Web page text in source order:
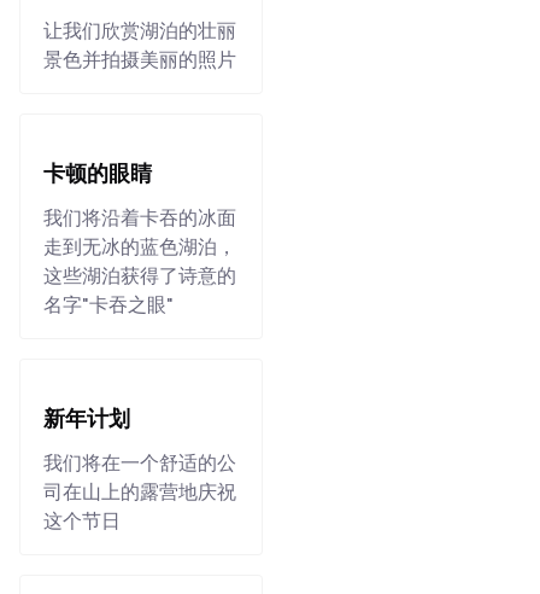
让我们欣赏湖泊的壮丽
景色并拍摄美丽的照片
卡顿的眼睛
我们将沿着卡吞的冰面
走到无冰的蓝色湖泊，
这些湖泊获得了诗意的
名字"卡吞之眼"
新年计划
我们将在一个舒适的公
司在山上的露营地庆祝
这个节日